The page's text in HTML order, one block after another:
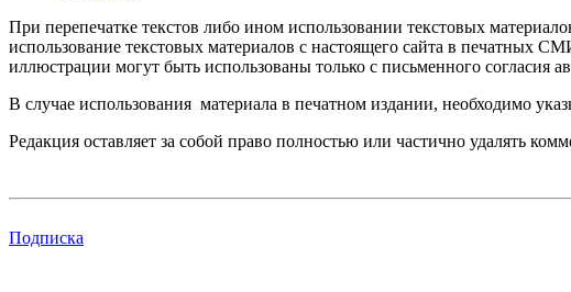
При перепечатке текстов либо ином использовании текстовых
использование текстовых материалов с настоящего сайта в печатных
иллюстрации могут быть использованы только с письменного согласия
В случае использования материала в печатном издании, необходимо
Редакция оставляет за собой право полностью или частично удалять
Подписка